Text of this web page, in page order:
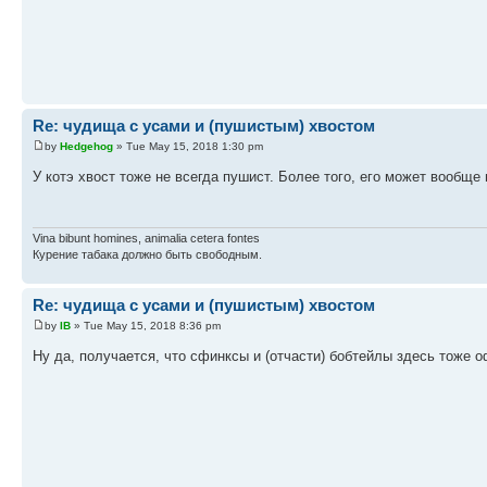
Re: чудища с усами и (пушистым) хвостом
by Hedgehog » Tue May 15, 2018 1:30 pm
У котэ хвост тоже не всегда пушист. Более того, его может вообще
Vina bibunt homines, animalia cetera fontes
Курение табака должно быть свободным.
Re: чудища с усами и (пушистым) хвостом
by IB » Tue May 15, 2018 8:36 pm
Ну да, получается, что сфинксы и (отчасти) бобтейлы здесь тоже